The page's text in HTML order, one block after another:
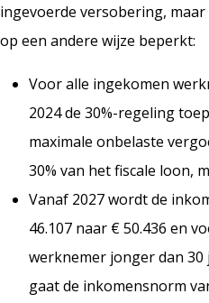
ingevoerde versobering,
op een andere wijze beperkt:
Voor alle ingekomen
2024 de 30%-regeling
maximale onbelaste
30% van het fiscale loon,
Vanaf 2027 wordt de
46.107 naar € 50.436 en
werknemer jonger dan
gaat de inkomensnorm